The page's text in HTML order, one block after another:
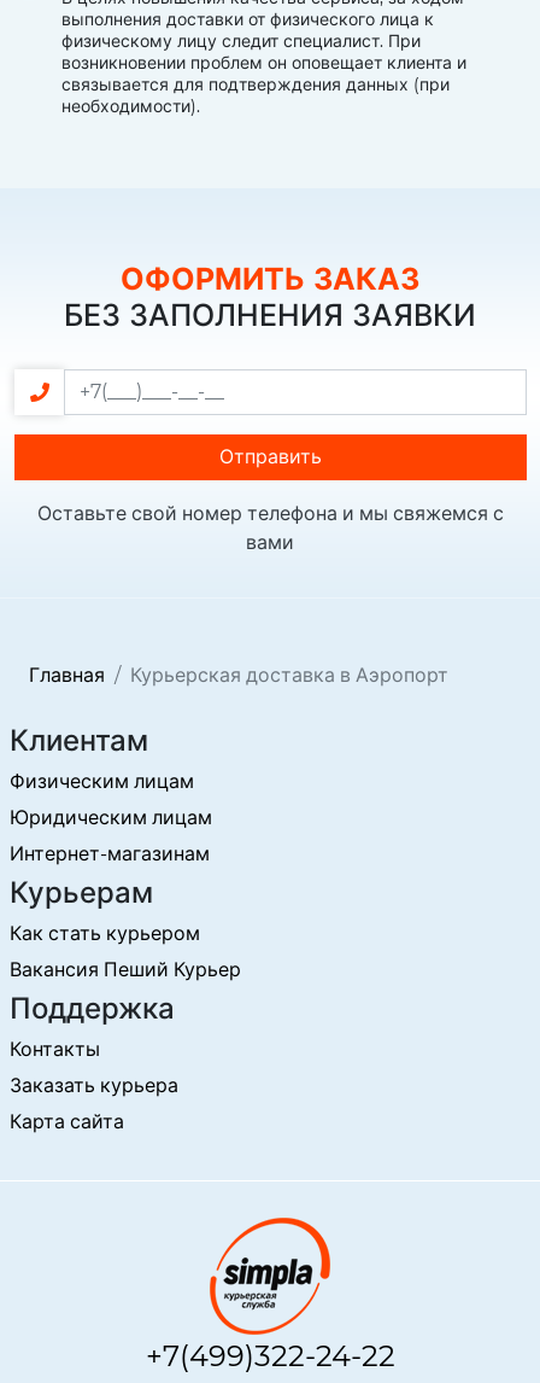
выполнения доставки от физического лица к
физическому лицу следит специалист. При
возникновении проблем он оповещает клиента и
связывается для подтверждения данных (при
необходимости).
ОФОРМИТЬ ЗАКАЗ
БЕЗ ЗАПОЛНЕНИЯ ЗАЯВКИ
Отправить
Оставьте свой номер телефона и мы свяжемся с
вами
Главная Курьерская доставка в Аэропорт
+7(499)322-24-22
Клиентам
Физическим лицам
Юридическим лицам
Интернет-магазинам
Курьерам
Как стать курьером
Вакансия Пеший Курьер
Поддержка
Контакты
Заказать курьера
Карта сайта